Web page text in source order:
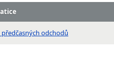
odchodů